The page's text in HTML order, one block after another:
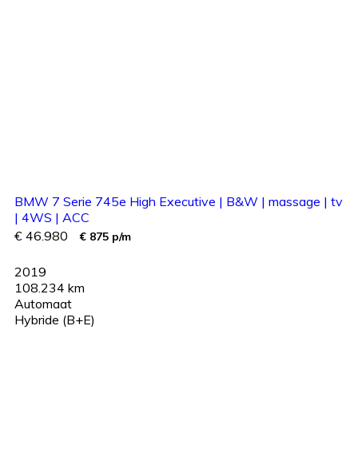
BMW 7 Serie 745e High Executive | B&W | massage | tv
| 4WS | ACC
€ 46.980
€ 875 p/m
2019
108.234 km
Automaat
Hybride (B+E)